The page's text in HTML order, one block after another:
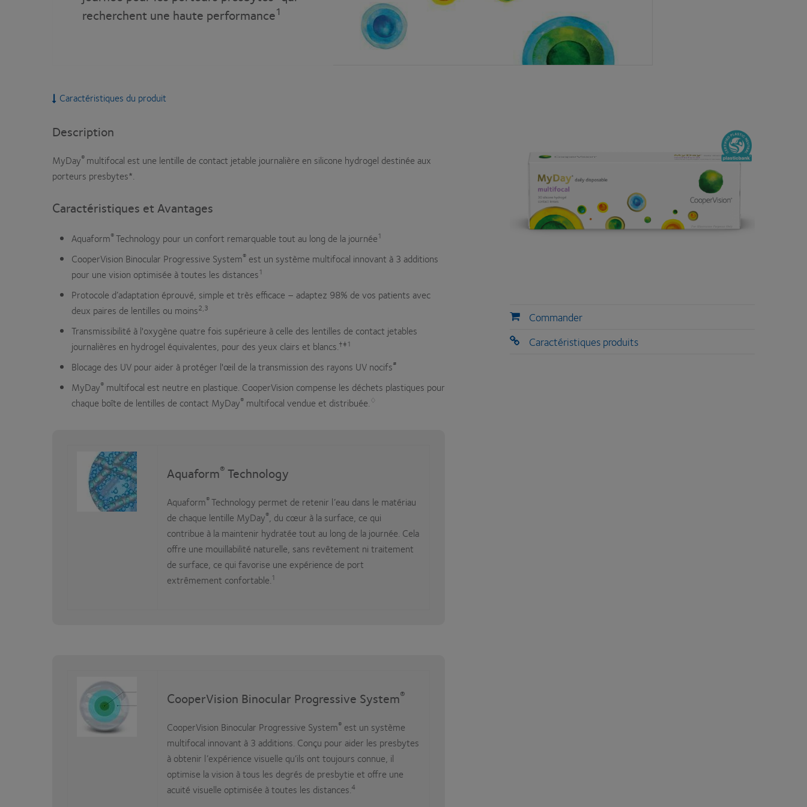
recherchent une haute performance1
Commander
Caractéristiques produits
Caractéristiques du produit
Description
MyDay® multifocal est une lentille de contact jetable journalière en silicone hydrogel destinée aux
porteurs presbytes*.
Caractéristiques et Avantages
Aquaform®Technology pour un confort remarquable tout au long de la journée1
CooperVision Binocular Progressive System® est un système multifocal innovant à 3 additions
pour une vision optimisée à toutes les distances1
Protocole d’adaptation éprouvé, simple et très efficace – adaptez 98% de vos patients avec
deux paires de lentilles ou moins2,3
Transmissibilité à l'oxygène quatre fois supérieure à celle des lentilles de contact jetables
journalières en hydrogel équivalentes, pour des yeux clairs et blancs.†‡1
Blocage des UV pour aider à protéger l'œil de la transmission des rayons UV nocifs#
MyDay® multifocal est neutre en plastique. CooperVision compense les déchets plastiques pour
chaque boîte de lentilles de contact MyDay® multifocal vendue et distribuée.♢
Aquaform® Technology
Aquaform®Technology permet de retenir l’eau dans le matériau
de chaque lentille MyDay®, du cœur à la surface, ce qui
contribue à la maintenir hydratée tout au long de la journée. Cela
offre une mouillabilité naturelle, sans revêtement ni traitement
de surface, ce qui favorise une expérience de port
extrêmement confortable.1
CooperVision Binocular Progressive System®
CooperVision Binocular Progressive System® est un système
multifocal innovant à 3 additions. Conçu pour aider les presbytes
à obtenir l’expérience visuelle qu’ils ont toujours connue, il
optimise la vision à tous les degrés de presbytie et offre une
acuité visuelle optimisée à toutes les distances.4